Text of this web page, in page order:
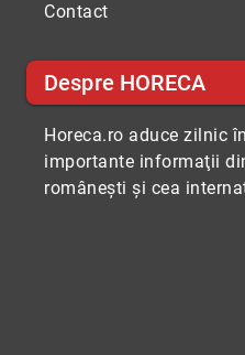
Contact
Despre HORECA
Horeca.ro aduce zilnic
importante informaţii
româneşti şi cea